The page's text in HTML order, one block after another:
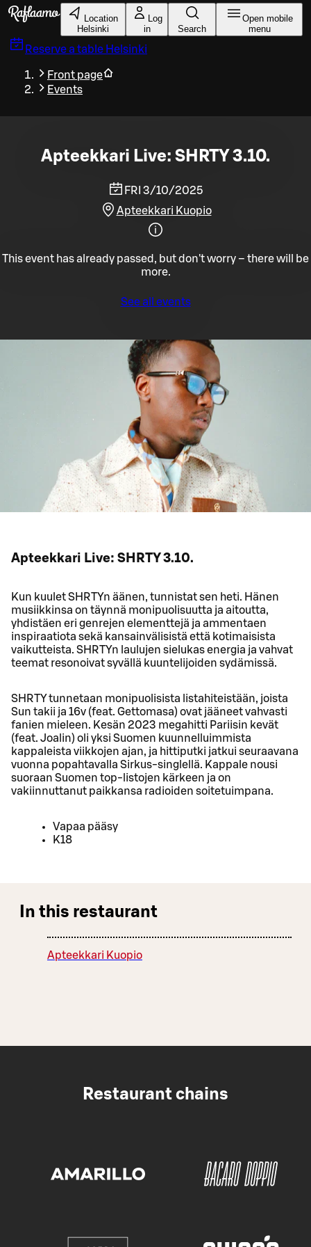
Skip to main content
Location
Helsinki
Log
in
Search
Open mobile
menu
Reserve a table Helsinki
Front page
Events
Apteekkari Live: SHRTY 3.10.
FRI 3/10/2025
Apteekkari Kuopio
This event has already passed, but don't worry – there will be
more.
See all events
Apteekkari Live: SHRTY 3.10.
Kun kuulet SHRTYn äänen, tunnistat sen heti. Hänen
musiikkinsa on täynnä monipuolisuutta ja aitoutta,
yhdistäen eri genrejen elementtejä ja ammentaen
inspiraatiota sekä kansainvälisistä että kotimaisista
vaikutteista. SHRTYn laulujen sielukas energia ja vahvat
teemat resonoivat syvällä kuuntelijoiden sydämissä.
SHRTY tunnetaan monipuolisista listahiteistään, joista
Sun takii ja 16v (feat. Gettomasa) ovat jääneet vahvasti
fanien mieleen. Kesän 2023 megahitti Pariisin kevät
(feat. Joalin) oli yksi Suomen kuunnelluimmista
kappaleista viikkojen ajan, ja hittiputki jatkui seuraavana
vuonna popahtavalla Sirkus-singlellä. Kappale nousi
suoraan Suomen top-listojen kärkeen ja on
vakiinnuttanut paikkansa radioiden soitetuimpana.
Vapaa pääsy
K18
In this restaurant
Apteekkari Kuopio
Restaurant chains